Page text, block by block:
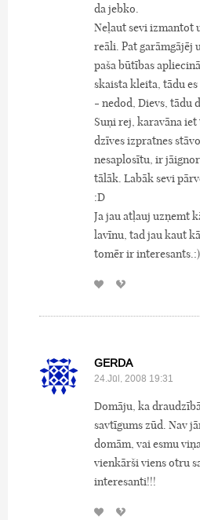
da jebko.
Neļaut sevi izmantot
reāli. Pat garāmgājēj
paša būtības
skaista kleita, tādu
- nedod, Dievs, tādu
Suņi rej, karavāna
dzīves izpratnes
nesaplosītu, ir
tālāk. Labāk sevi
:D
Ja jau atļauj uzņemt
lavīnu, tad jau kaut
tomēr ir interesants.:)
GERDA
24.Jūl, 2008 19:31
Domāju, ka
savtīgums zūd. Nav
domām, vai esmu
vienkārši viens otru
interesanti!!!